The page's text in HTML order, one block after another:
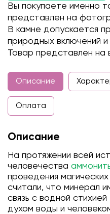
Вы покупаете именно
представлен на
В камне допускается
природных включений
Товар представлен на
Описание
Оплата
Описание
На протяжении всей
человечества
проведения
считали, что минерал
связь с водной
духом воды и